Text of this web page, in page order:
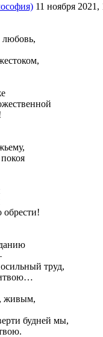
11 ноября 2021,
любовь,
обрести!
труд,
живым,
будней мы,